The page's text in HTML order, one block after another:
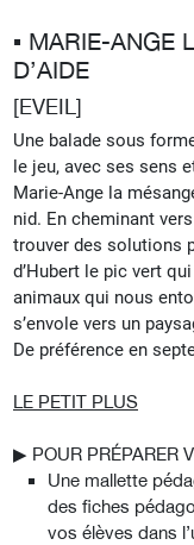
▪︎ MARIE-ANGE
D’AIDE
[EVEIL]
Une balade sous
le jeu, avec ses sens
Marie-Ange la
nid. En cheminant
trouver des solutions
d’Hubert le pic vert
animaux qui nous
s’envole vers un
De préférence en
LE PETIT PLUS
▶︎ POUR PRÉPARER
Une mallette
des fiches
vos élèves dans